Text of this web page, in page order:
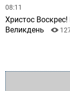
08:11
Христос
Великдень